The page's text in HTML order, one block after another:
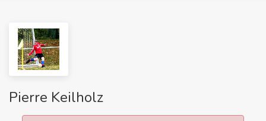
Pierre Keilholz